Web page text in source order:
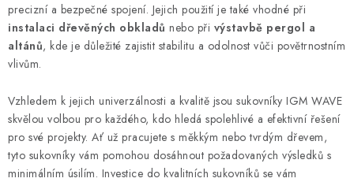
precizní a bezpečné spojení. Jejich použití je také vhodné při
instalaci dřevěných obkladů nebo při výstavbě pergol a
altánů, kde je důležité zajistit stabilitu a odolnost vůči povětrnostním
vlivům.
Vzhledem k jejich univerzálnosti a kvalitě jsou sukovníky IGM WAVE
skvělou volbou pro každého, kdo hledá spolehlivé a efektivní řešení
pro své projekty. Ať už pracujete s měkkým nebo tvrdým dřevem,
tyto sukovníky vám pomohou dosáhnout požadovaných výsledků s
minimálním úsilím. Investice do kvalitních sukovníků se vám